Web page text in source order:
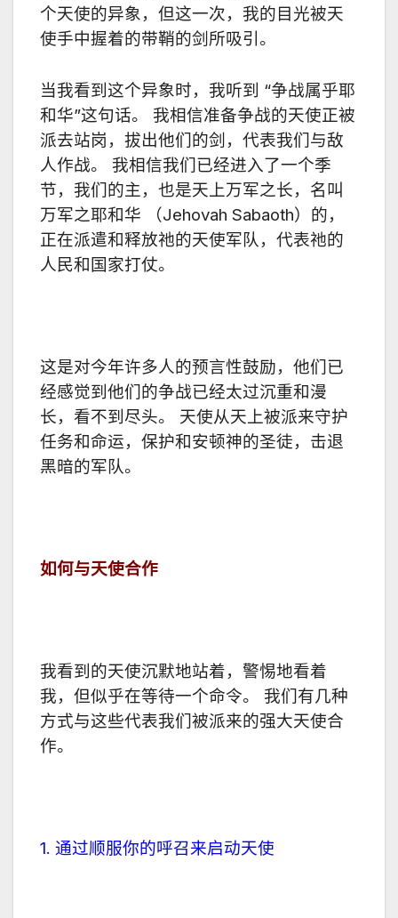
个天使的异象，但这一次，我的目光被天
使手中握着的带鞘的剑所吸引。
当我看到这个异象时，我听到 “争战属乎耶
和华”这句话。 我相信准备争战的天使正被
派去站岗，拔出他们的剑，代表我们与敌
人作战。 我相信我们已经进入了一个季
节，我们的主，也是天上万军之长，名叫
万军之耶和华 （Jehovah Sabaoth）的，
正在派遣和释放祂的天使军队，代表祂的
人民和国家打仗。
这是对今年许多人的预言性鼓励，他们已
经感觉到他们的争战已经太过沉重和漫
长，看不到尽头。 天使从天上被派来守护
任务和命运，保护和安顿神的圣徒，击退
黑暗的军队。
如何与天使合作
我看到的天使沉默地站着，警惕地看着
我，但似乎在等待一个命令。 我们有几种
方式与这些代表我们被派来的强大天使合
作。
1. 通过顺服你的呼召来启动天使